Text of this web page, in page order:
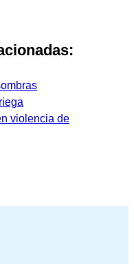
violencia de